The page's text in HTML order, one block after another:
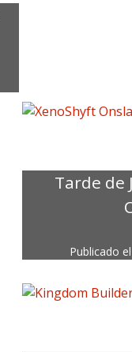
Tarde de
Publicado el